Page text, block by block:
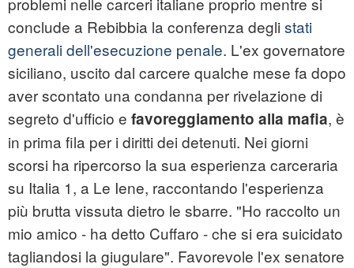
conclude a Rebibbia la conferenza degli stati
generali dell'esecuzione penale. L'ex governatore
siciliano, uscito dal carcere qualche mese fa dopo
aver scontato una condanna per rivelazione di
segreto d'ufficio e favoreggiamento alla mafia, è
in prima fila per i diritti dei detenuti. Nei giorni
scorsi ha ripercorso la sua esperienza carceraria
su Italia 1, a Le Iene, raccontando l'esperienza
più brutta vissuta dietro le sbarre. "Ho raccolto un
mio amico - ha detto Cuffaro - che si era suicidato
tagliandosi la giugulare". Favorevole l'ex senatore